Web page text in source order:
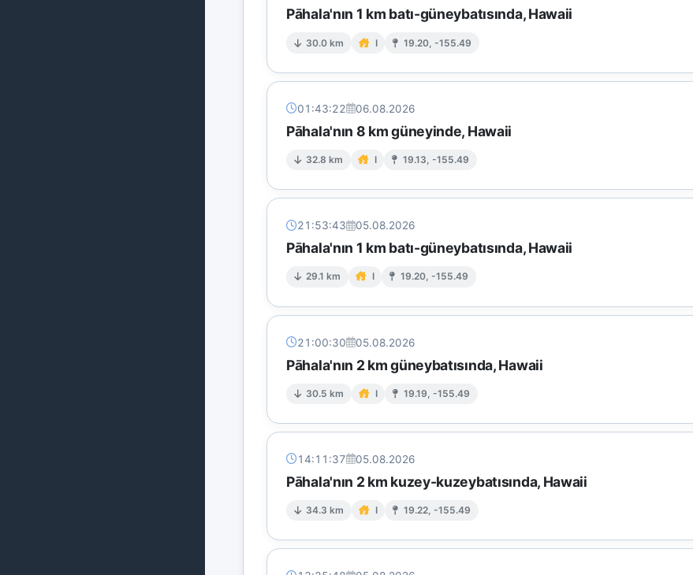
Pāhala'nın 1 km batı-güneybatısında, Hawaii
30.0 km I 19.20, -155.49
01:43:22 06.08.2026
Pāhala'nın 8 km güneyinde, Hawaii
32.8 km I 19.13, -155.49
21:53:43 05.08.2026
Pāhala'nın 1 km batı-güneybatısında, Hawaii
29.1 km I 19.20, -155.49
21:00:30 05.08.2026
Pāhala'nın 2 km güneybatısında, Hawaii
30.5 km I 19.19, -155.49
14:11:37 05.08.2026
Pāhala'nın 2 km kuzey-kuzeybatısında, Hawaii
34.3 km I 19.22, -155.49